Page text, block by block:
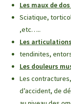
Les maux de dos
Sciatique,
,etc…..
Les
tendinites,
Les douleurs
Les
d’accident, de